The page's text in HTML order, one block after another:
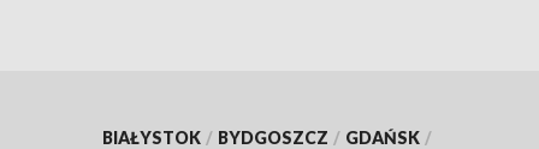
BIAŁYSTOK / BYDGOSZCZ / GDAŃSK /